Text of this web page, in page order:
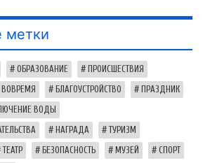
метки
ОБРАЗОВАНИЕ ПРОИСШЕСТВИЯ
БЛАГОУСТРОЙСТВО ПРАЗДНИК
ВОДЫ
НАГРАДА ТУРИЗМ
ТЕАТР БЕЗОПАСНОСТЬ МУЗЕЙ СПОРТ